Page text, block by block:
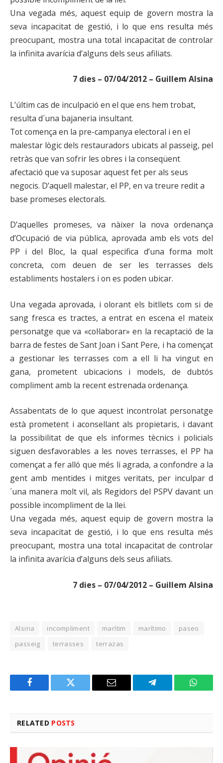
Una vegada més, aquest equip de govern mostra la
seva incapacitat de gestió, i lo que ens resulta més
preocupant, mostra una total incapacitat de controlar
la infinita avarícia d’alguns dels seus afiliats.
7 dies – 07/04/2012 – Guillem Alsina
L’últim cas de inculpació en el que ens hem trobat,
resulta d´una bajaneria insultant.
Tot comença en la pre-campanya electoral i en el
malestar lògic dels restauradors ubicats al passeig, pel
retràs que van sofrir les obres i la conseqüent
afectació que va suposar aquest fet per als seus
negocis. D’aquell malestar, el PP, en va treure redit a
base promeses electorals.
D’aquelles promeses, va nàixer la nova ordenança
d’Ocupació de via pública, aprovada amb els vots del
PP i del Bloc, la qual especifica d’una forma molt
concreta, com deuen de ser les terrasses dels
establiments hostalers i on es poden ubicar.
Una vegada aprovada, i olorant els bitllets com si de
sang fresca es tractes, a entrat en escena el mateix
personatge que va «col·laborar» en la recaptació de la
barra de festes de Sant Joan i Sant Pere, i ha començat
a gestionar les terrasses com a ell li ha vingut en
gana, prometent ubicacions i models, de dubtós
compliment amb la recent estrenada ordenança.
Assabentats de lo que aquest incontrolat personatge
està prometent i aconsellant als propietaris, i davant
la possibilitat de que els informes tècnics i policials
siguen desfavorables a les noves terrasses, el PP ha
començat a fer alló que més li agrada, a confondre a la
gent amb mentides i mitges veritats, per inculpar d
´una manera molt vil, als Regidors del PSPV davant un
possible incompliment de la llei.
Una vegada més, aquest equip de govern mostra la
seva incapacitat de gestió, i lo que ens resulta més
preocupant, mostra una total incapacitat de controlar
la infinita avarícia d’alguns dels seus afiliats.
7 dies – 07/04/2012 – Guillem Alsina
Alsina incompliment marítim marítimo
paseo
passeig
terrasses terrazas
Facebook Twitter Email Telegram
RELATED POSTS